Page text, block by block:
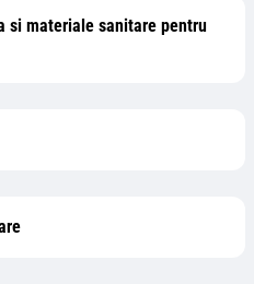
si materiale sanitare pentru